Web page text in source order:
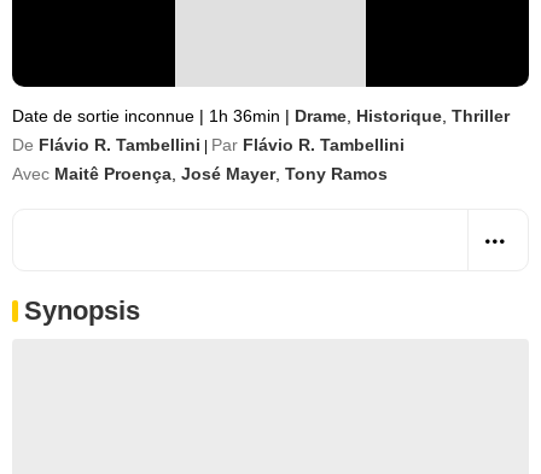
Date de sortie inconnue | 1h 36min | Drame Historique Thriller
De Flávio R. Tambellini Par Flávio R. Tambellini
Avec Maitê Proença José Mayer, Tony Ramos
Synopsis